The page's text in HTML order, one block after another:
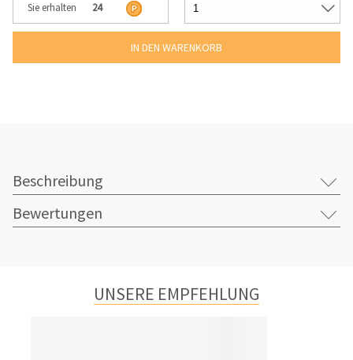
Sie erhalten 24
Beschreibung
Bewertungen
UNSERE EMPFEHLUNG